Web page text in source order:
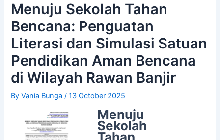
Menuju Sekolah Tahan
Bencana: Penguatan
Literasi dan Simulasi Satuan
Pendidikan Aman Bencana
di Wilayah Rawan Banjir
ByVania Bunga/13 October 2025
Menuju
Sekolah
Tahan